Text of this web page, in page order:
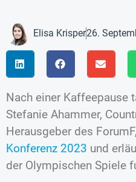
Elisa Krisper26.
Nach einer Kaffeepause
Stefanie Ahammer,
Herausgeber des
Konferenz 2023 und
der Olympischen Spiele